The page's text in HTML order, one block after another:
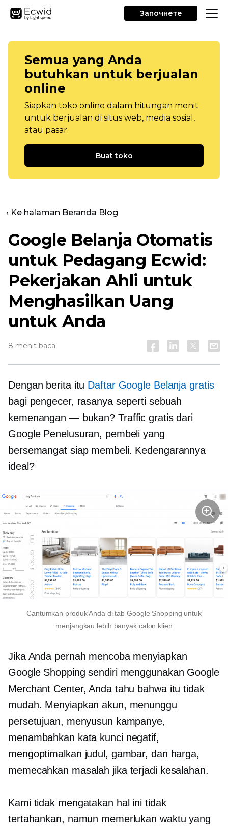
Започнете
Semua yang Anda
butuhkan untuk berjualan
online
Siapkan toko online dalam hitungan menit
untuk berjualan di situs web, media sosial,
atau pasar.
Buat toko
‹ Ke halaman Beranda Blog
Google Belanja Otomatis
untuk Pedagang Ecwid:
Pekerjakan Ahli untuk
Menghasilkan Uang
untuk Anda
8 menit baca
Dengan berita itu Daftar Google Belanja gratis
bagi pengecer, rasanya seperti sebuah
kemenangan — bukan? Traffic gratis dari
Google Penelusuran, pembeli yang
bersemangat siap membeli. Kedengarannya
ideal?
Cantumkan produk Anda di tab Google Shopping untuk
menjangkau lebih banyak calon klien
Jika Anda pernah mencoba menyiapkan
Google Shopping sendiri menggunakan Google
Merchant Center, Anda tahu bahwa itu tidak
mudah. Menyiapkan akun, menunggu
persetujuan, menyusun kampanye,
menambahkan kata kunci negatif,
mengoptimalkan judul, gambar, dan harga,
memecahkan masalah jika terjadi kesalahan.
Kami tidak mengatakan hal ini tidak
tertahankan, namun memerlukan waktu yang